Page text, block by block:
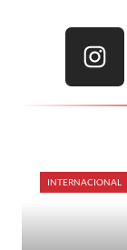
INTERNACIONAL